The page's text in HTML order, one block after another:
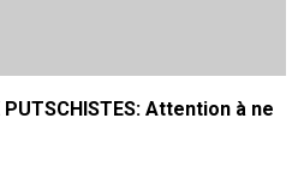
PUTSCHISTES: Attention à ne